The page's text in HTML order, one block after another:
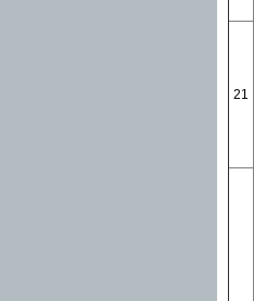
21